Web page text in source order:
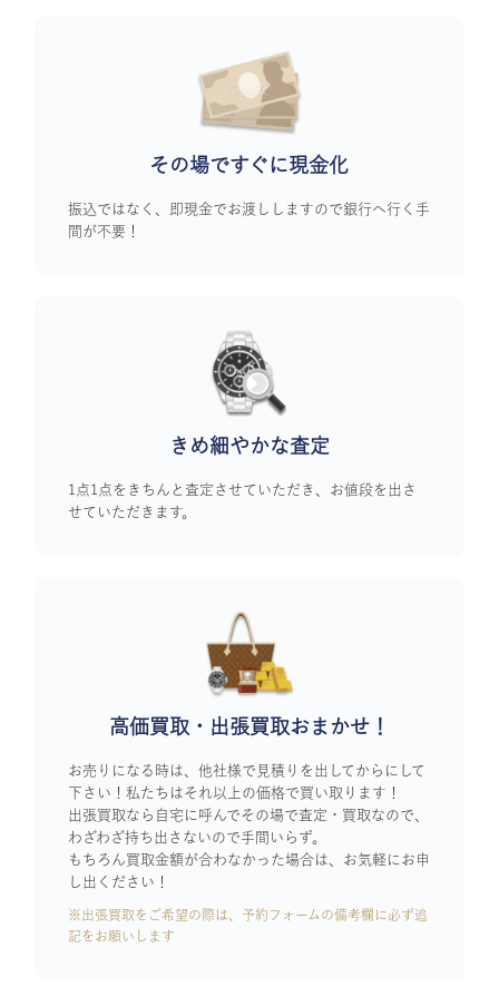
その場ですぐに現金化
振込ではなく、即現金でお渡ししますので銀行へ行く手
間が不要！
きめ細やかな査定
1点1点をきちんと査定させていただき、お値段を出さ
せていただきます。
高価買取・出張買取おまかせ！
お売りになる時は、他社様で見積りを出してからにして
下さい！私たちはそれ以上の価格で買い取ります！
出張買取なら自宅に呼んでその場で査定・買取なので、
わざわざ持ち出さないので手間いらず。
もちろん買取金額が合わなかった場合は、お気軽にお申
し出ください！
※出張買取をご希望の際は、予約フォームの備考欄に必ず追
記をお願いします